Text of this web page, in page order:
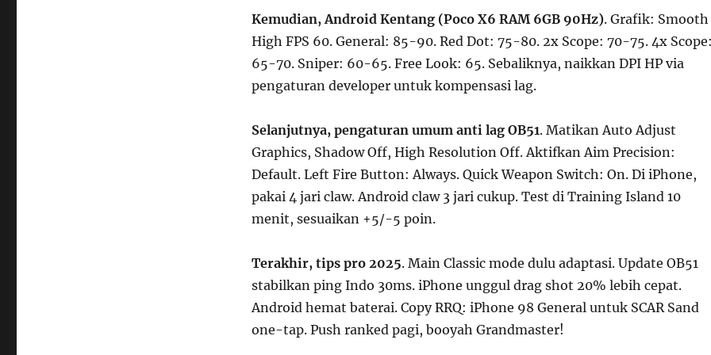
Kemudian, Android Kentang (Poco X6 RAM 6GB 90Hz). Grafik: Smooth
High FPS 60. General: 85-90. Red Dot: 75-80. 2x Scope: 70-75. 4x
65-70. Sniper: 60-65. Free Look: 65. Sebaliknya, naikkan DPI HP via
pengaturan developer untuk kompensasi lag.
Selanjutnya, pengaturan umum anti lag OB51. Matikan Auto Adjust
Graphics, Shadow Off, High Resolution Off. Aktifkan Aim Precision:
Default. Left Fire Button: Always. Quick Weapon Switch: On. Di iPhone,
pakai 4 jari claw. Android claw 3 jari cukup. Test di Training Island 10
menit, sesuaikan +5/-5 poin.
Terakhir, tips pro 2025. Main Classic mode dulu adaptasi. Update OB51
stabilkan ping Indo 30ms. iPhone unggul drag shot 20% lebih cepat.
Android hemat baterai. Copy RRQ: iPhone 98 General untuk SCAR Sand
one-tap. Push ranked pagi, booyah Grandmaster!